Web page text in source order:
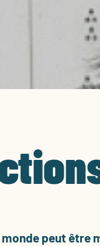
monde peut être